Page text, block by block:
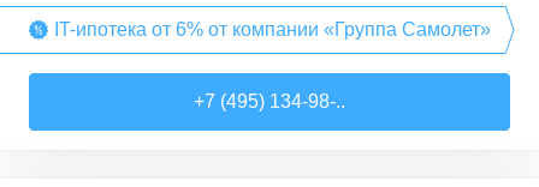
IT-ипотека от 6% от компании «Группа Самолет»
+7 (495) 134-98-..